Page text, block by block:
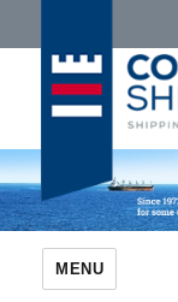
Cosmatos
MENU